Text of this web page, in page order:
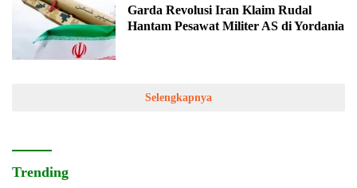
Garda Revolusi Iran Klaim Rudal
Hantam Pesawat Militer AS di Yordania
Selengkapnya
Trending